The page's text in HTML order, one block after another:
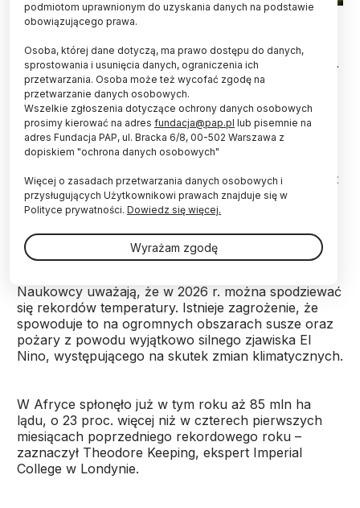
19.04.2026. EPA/Gustavo Amador
Pożary zniszczyły w tym roku rekordowo rozległe
obszary w Afryce, Azji i na innych kontynentach –
podano w opublikowanym we wtorek raporcie
grupy badawczej World Weather Attribution,
analizującej skutki globalnego ocieplenia.
Od stycznia do kwietnia spłonęły obszary o
powierzchni ponad 150 mln ha, o 20 proc. więcej niż
w analogicznym okresie w poprzednim rekordowym
roku. W następnych miesiącach, wraz z nadejściem
pogorszenie sytuacji.
Naukowcy uważają, że w 2026 r. można spodziewać
się rekordów temperatury. Istnieje zagrożenie, że
spowoduje to na ogromnych obszarach susze oraz
pożary z powodu wyjątkowo silnego zjawiska El
Nino, występującego na skutek zmian klimatycznych.
W Afryce spłonęło już w tym roku aż 85 mln ha
lądu, o 23 proc. więcej niż w czterech pierwszych
miesiącach poprzedniego rekordowego roku –
zaznaczył Theodore Keeping, ekspert Imperial
College w Londynie.
podmiotom uprawnionym do uzyskania danych na podstawie
obowiązującego prawa.
Osoba, której dane dotyczą, ma prawo dostępu do danych,
sprostowania i usunięcia danych, ograniczenia ich
przetwarzania. Osoba może też wycofać zgodę na
przetwarzanie danych osobowych.
Wszelkie zgłoszenia dotyczące ochrony danych osobowych
prosimy kierować na adres fundacja@pap.pl lub pisemnie na
adres Fundacja PAP, ul. Bracka 6/8, 00-502 Warszawa z
dopiskiem "ochrona danych osobowych"
Więcej o zasadach przetwarzania danych osobowych i
przysługujących Użytkownikowi prawach znajduje się w
Polityce prywatności. Dowiedz się więcej.
Wyrażam zgodę